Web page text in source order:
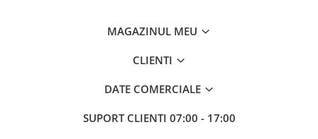
MAGAZINUL MEU
CLIENTI
DATE COMERCIALE
SUPORT CLIENTI 07:00 - 17:00